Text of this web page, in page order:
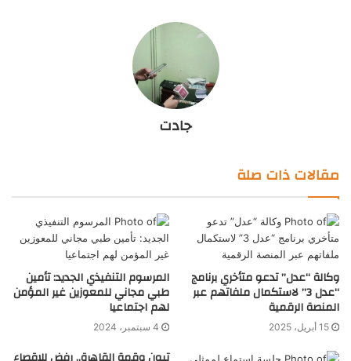
جادت
مقالات ذات صلة
وكالة “عدل” تدعو متأخري برنامج
“عدل 3” لاستكمال ملفاتهم عبر
المنصة الرقمية
15 أبريل، 2025
المرسوم التنفيذي الجديد: تأمين
طبي مجاني للمعوزين غير المؤمن
لهم اجتماعيا
4 سبتمبر، 2024